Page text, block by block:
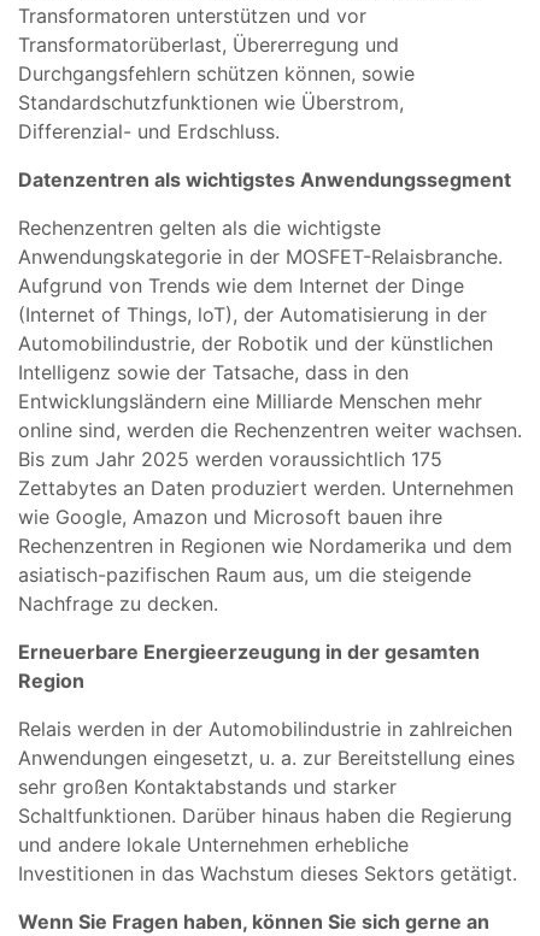
Transformatoren unterstützen und vor
Transformatorüberlast, Übererregung und
Durchgangsfehlern schützen können, sowie
Standardschutzfunktionen wie Überstrom,
Differenzial- und Erdschluss.
Datenzentren als wichtigstes Anwendungssegment
Rechenzentren gelten als die wichtigste
Anwendungskategorie in der MOSFET-Relaisbranche.
Aufgrund von Trends wie dem Internet der Dinge
(Internet of Things, loT), der Automatisierung in der
Automobilindustrie, der Robotik und der künstlichen
Intelligenz sowie der Tatsache, dass in den
Entwicklungsländern eine Milliarde Menschen mehr
online sind, werden die Rechenzentren weiter wachsen.
Bis zum Jahr 2025 werden voraussichtlich 175
Zettabytes an Daten produziert werden. Unternehmen
wie Google, Amazon und Microsoft bauen ihre
Rechenzentren in Regionen wie Nordamerika und dem
asiatisch-pazifischen Raum aus, um die steigende
Nachfrage zu decken.
Erneuerbare Energieerzeugung in der gesamten
Region
Relais werden in der Automobilindustrie in zahlreichen
Anwendungen eingesetzt, u. a. zur Bereitstellung eines
sehr großen Kontaktabstands und starker
Schaltfunktionen. Darüber hinaus haben die Regierung
und andere lokale Unternehmen erhebliche
Investitionen in das Wachstum dieses Sektors getätigt.
Wenn Sie Fragen haben, können Sie sich gerne an